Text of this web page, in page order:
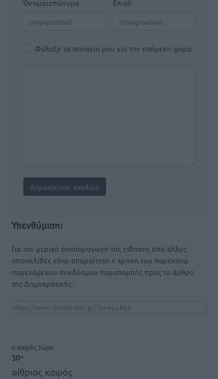
Όνοματεπώνυμο Email
Φύλαξε τα στοιχεία μου για την επόμενη φορά.
Υπενθύμιση:
Για την μερική αναπαραγωγή της είδησης από άλλες
ιστοσελίδες είναι απαραίτητη η χρήση του παρακάτω
παρεχόμενου συνδέσμου παραπομπής προς το άρθρο
της Δημοκρατικής.
o καιρός τώρα:
30°
αίθριος καιρός